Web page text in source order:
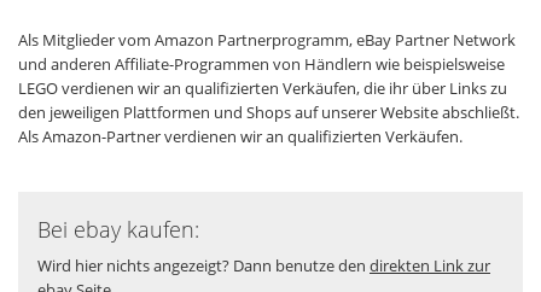
Als Mitglieder vom Amazon Partnerprogramm, eBay Partner Network
und anderen Affiliate-Programmen von Händlern wie beispielsweise
LEGO verdienen wir an qualifizierten Verkäufen, die ihr über Links zu
den jeweiligen Plattformen und Shops auf unserer Website abschließt.
Als Amazon-Partner verdienen wir an qualifizierten Verkäufen.
Bei ebay kaufen:
Wird hier nichts angezeigt? Dann benutze den direkten Link zur